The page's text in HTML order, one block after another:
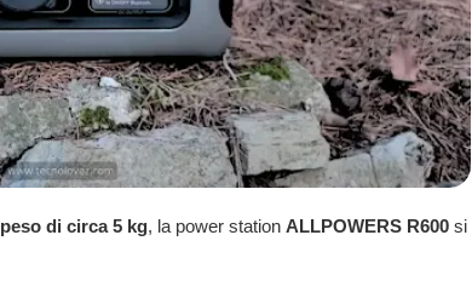
peso di circa 5 kg, la power station ALLPOWERS R600 si